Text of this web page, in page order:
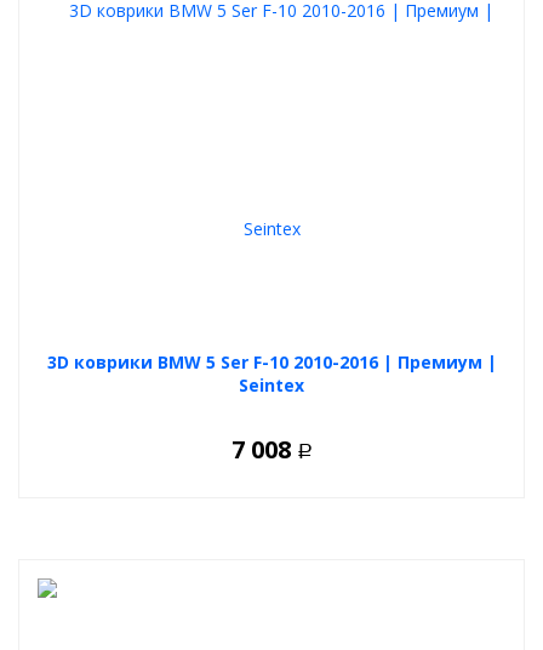
3D коврики BMW 5 Ser F-10 2010-2016 | Премиум |
Seintex
7 008 Р